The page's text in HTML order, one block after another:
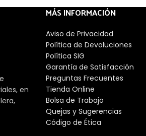
muy
Los rodamientos abiertos
retención automática.
anillo interior con los rodillos
puede montar separado del
Hay rodamientos de
pulgadas disponibles. Los
K en la designación tienen
en pulgadas. Para diseños
embargo, deben utilizarse
rodamientos con tamaños
en
MÁS INFORMACIÓN
Aviso de Privacidad
Política de Devoluciones
Política SIG
Garantía de Satisfacción
Preguntas Frecuentes
Tienda Online
Bolsa de Trabajo
Quejas y Sugerencias
Código de Ética